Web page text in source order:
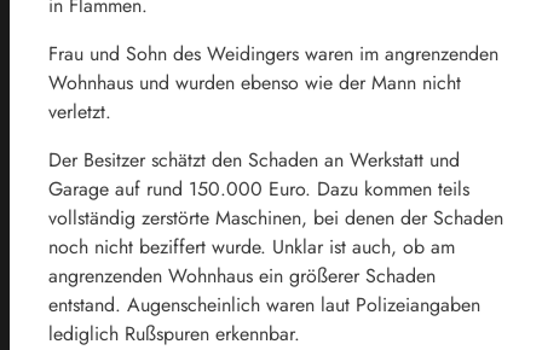
in Flammen.
Frau und Sohn des Weidingers waren im angrenzenden
Wohnhaus und wurden ebenso wie der Mann nicht
verletzt.
Der Besitzer schätzt den Schaden an Werkstatt und
Garage auf rund 150.000 Euro. Dazu kommen teils
vollständig zerstörte Maschinen, bei denen der Schaden
noch nicht beziffert wurde. Unklar ist auch, ob am
angrenzenden Wohnhaus ein größerer Schaden
entstand. Augenscheinlich waren laut Polizeiangaben
lediglich Rußspuren erkennbar.